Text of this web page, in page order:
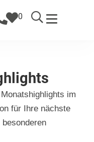
0
im
für Ihre nächste